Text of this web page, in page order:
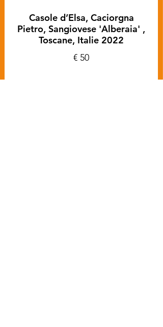
Casole d’Elsa, Caciorgna
Pietro, Sangiovese 'Alberaia' ,
Toscane, Italie 2022
€ 50